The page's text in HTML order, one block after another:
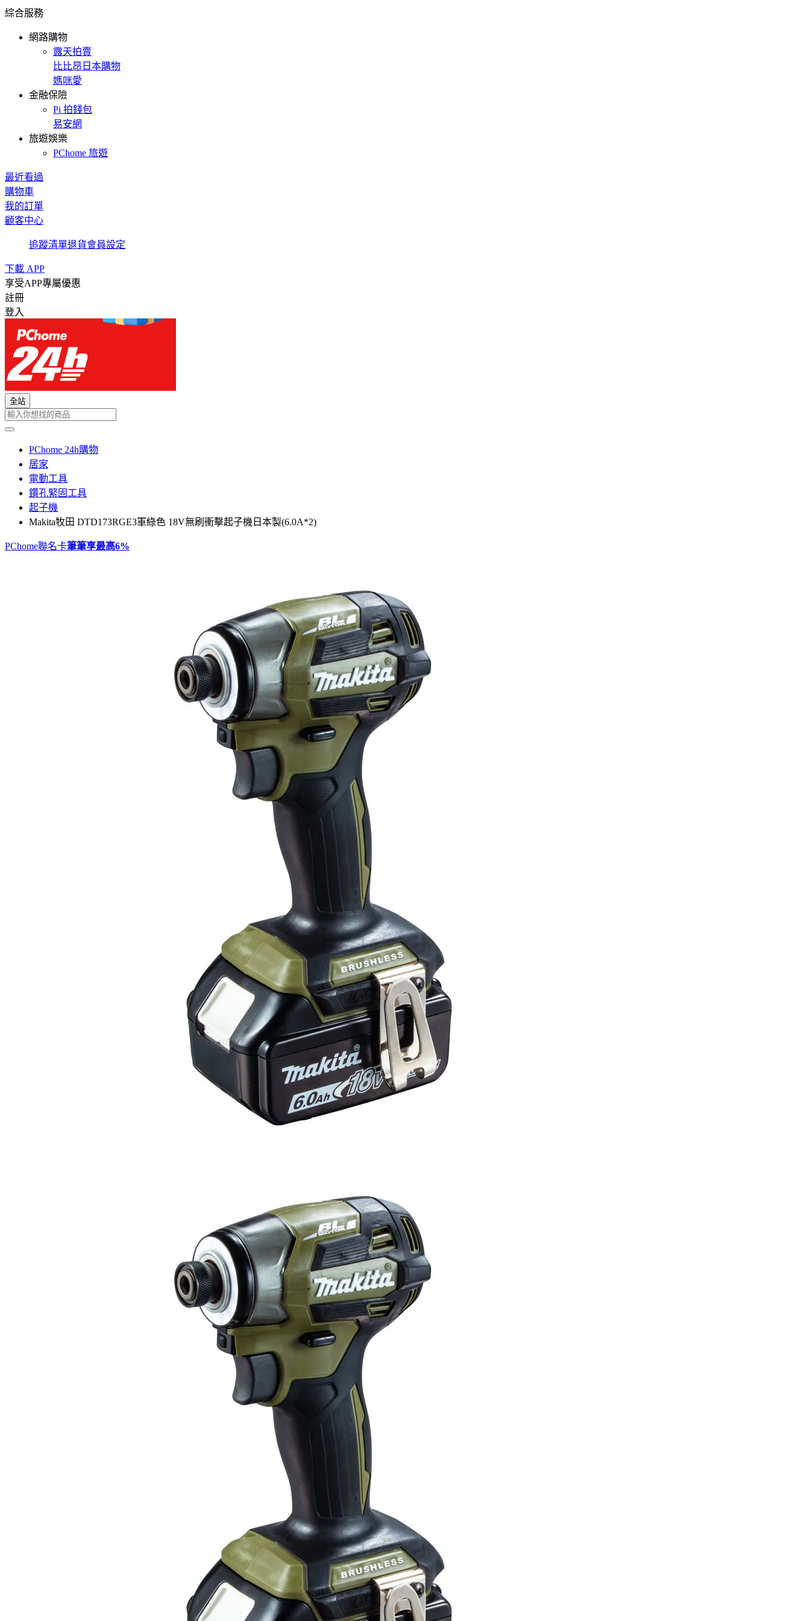
綜合服務
網路購物
露天拍賣
比比昂日本購物
媽咪愛
金融保險
Pi 拍錢包
易安網
旅遊娛樂
PChome 旅遊
最近看過
購物車
我的訂單
顧客中心
追蹤清單退貨會員設定
下載 APP
享受APP專屬優惠
註冊
登入
全站
PChome 24h購物
居家
電動工具
鑽孔緊固工具
起子機
Makita牧田 DTD173RGE3軍綠色 18V無刷衝擊起子機日本製(6.0A*2)
PChome聯名卡筆筆享最高6%